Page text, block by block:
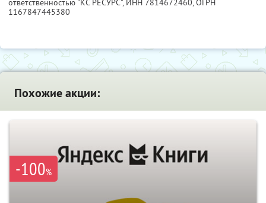
ответственностью "КС РЕСУРС", ИНН 7814672460, ОГРН
1167847445380
Похожие акции:
-100%